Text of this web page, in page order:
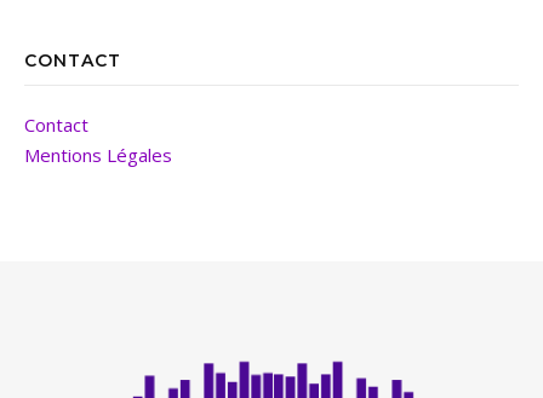
CONTACT
Contact
Mentions Légales